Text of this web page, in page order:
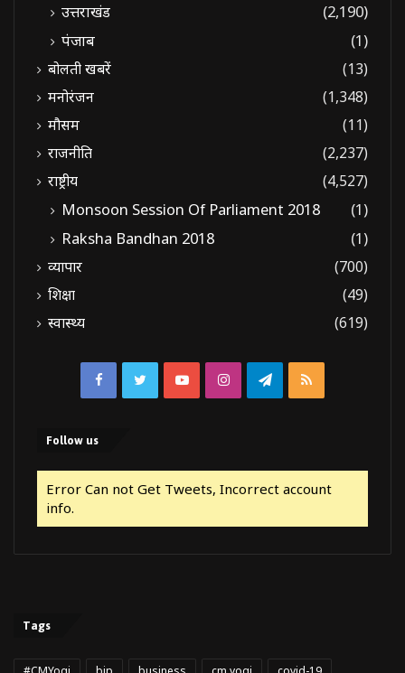
उत्तराखंड
(2,190)
पंजाब
(1)
बोलती खबरें
(13)
मनोरंजन
(1,348)
मौसम
(11)
राजनीति
(2,237)
राष्ट्रीय
(4,527)
Monsoon Session Of Parliament 2018
(1)
Raksha Bandhan 2018
(1)
व्यापार
(700)
शिक्षा
(49)
स्वास्थ्य
(619)
FacebookTwitterYouTubeInstagramTelegram
RSS
Follow us
Error Can not Get Tweets, Incorrect account
info.
Tags